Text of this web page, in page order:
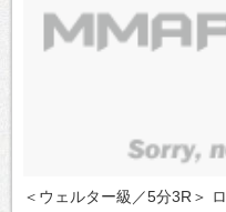
＜ウェルター級／5分3R＞